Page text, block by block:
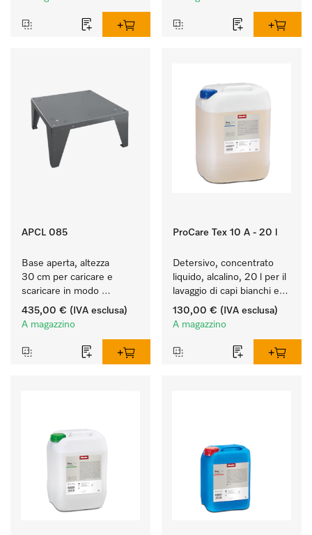
APCL 085
Base aperta, altezza
30 cm per caricare e
scaricare in modo
ergonomico la lavatrice e
l'essiccatoio.
435,00 € (IVA esclusa)
A magazzino
ProCare Tex 10 A - 20 l
Detersivo, concentrato
liquido, alcalino, 20 l per il
lavaggio di capi bianchi e
colorati resistenti.
130,00 € (IVA esclusa)
A magazzino